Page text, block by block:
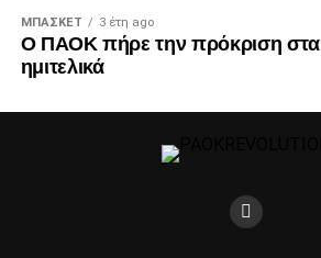
ΜΠΆΣΚΕΤ 3 έτη ago
Ο ΠΑΟΚ πήρε την πρόκριση στα
ημιτελικά